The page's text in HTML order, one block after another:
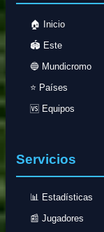
🏠 Inicio
🏟️ Este
🔵 Mundicromo
⭐ Países
🆚 Equipos
Servicios
📊 Estadísticas
📰 Jugadores